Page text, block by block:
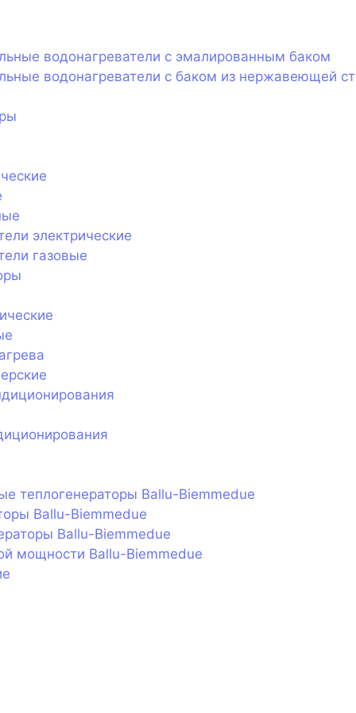
водонагреватели с эмалированным баком
водонагреватели с баком из нержавеющей
электрические
газовые
теплогенераторы Ballu-Biemmedue
Ballu-Biemmedue
Ballu-Biemmedue
мощности Ballu-Biemmedue